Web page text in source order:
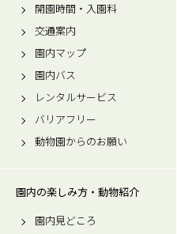
開園時間・入園料
交通案内
園内マップ
園内バス
レンタルサービス
バリアフリー
動物園からのお願い
園内の楽しみ方・動物紹介
園内見どころ